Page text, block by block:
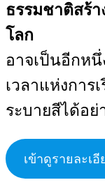
ธรรมชาติสร้า
โลก
อาจเป็นอีกหนึ่
เวลาแห่งการ
ระบายสีได้อย่
เข้าดูรายละเอี